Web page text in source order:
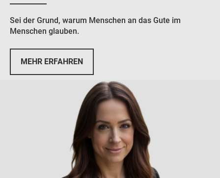
Sei der Grund, warum Menschen an das Gute im
Menschen glauben.
MEHR ERFAHREN